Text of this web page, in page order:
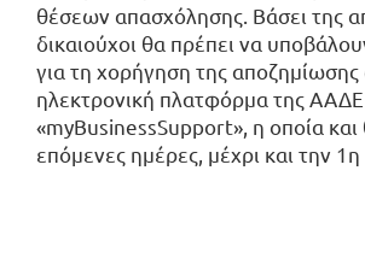
θέσεων απασχόλησης. Βάσει της
δικαιούχοι θα πρέπει να
για τη χορήγηση της αποζημίωσης
ηλεκτρονική πλατφόρμα της ΑΑΔΕ
«myBusinessSupport», η οποία και
επόμενες ημέρες, μέχρι και την 1η